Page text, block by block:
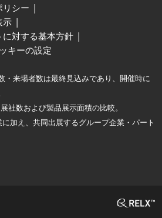
リシー
示
対する基本方針
キーの設定
・来場者数は最終見込みであり、開催時に
社数および製品展示面積の比較。
加え、共同出展するグループ企業・パート